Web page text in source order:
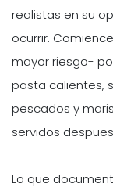
realistas en su
ocurrir.
mayor riesgo-
pasta calientes,
pescados y
servidos
Lo que